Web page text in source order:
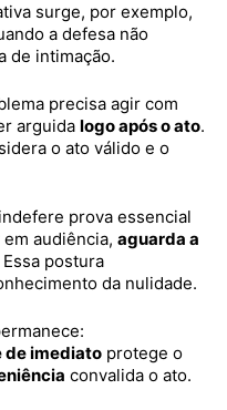
surge, por exemplo,
a defesa não
de intimação.
precisa agir com
arguida logo após o ato.
o ato válido e o
prova essencial
audiência, aguarda a
Essa postura
da nulidade.
de imediato protege o
convalida o ato.